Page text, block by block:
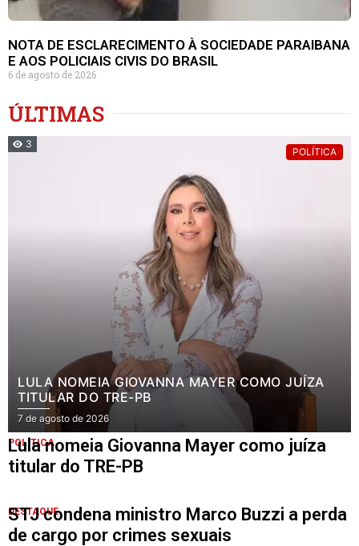
NOTA DE ESCLARECIMENTO À SOCIEDADE PARAIBANA
E AOS POLICIAIS CIVIS DO BRASIL
6 de agosto de 2026
ÚLTIMAS
3
POLÍTICA
LULA NOMEIA GIOVANNA MAYER COMO JUÍZA
TITULAR DO TRE-PB
7 de agosto de 2026
POLÍTICA
Lula nomeia Giovanna Mayer como juíza
titular do TRE-PB
DESTAQUE
STJ condena ministro Marco Buzzi a perda
de cargo por crimes sexuais